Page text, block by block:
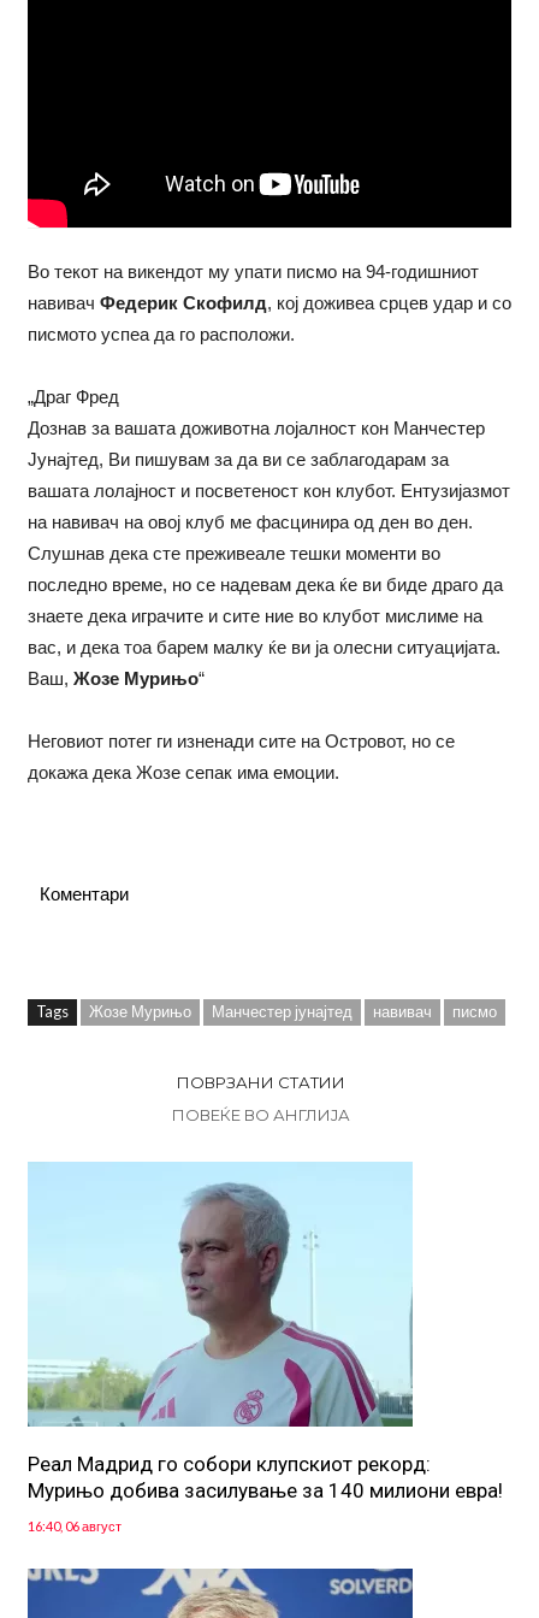
Во текот на викендот му упати писмо на 94-годишниот
навивач Федерик Скофилд, кој доживеа срцев удар и со
писмото успеа да го расположи.
„Драг Фред
Дознав за вашата доживотна лојалност кон Манчестер
Јунајтед, Ви пишувам за да ви се заблагодарам за
вашата лолајност и посветеност кон клубот. Ентузијазмот
на навивач на овој клуб ме фасцинира од ден во ден.
Слушнав дека сте преживеале тешки моменти во
последно време, но се надевам дека ќе ви биде драго да
знаете дека играчите и сите ние во клубот мислиме на
вас, и дека тоа барем малку ќе ви ја олесни ситуацијата.
Ваш, Жозе Мурињо“
Неговиот потег ги изненади сите на Островот, но се
докажа дека Жозе сепак има емоции.
Коментари
Tags Жозе Мурињо Манчестер јунајтед навивач писмо
ПОВРЗАНИ СТАТИИ
ПОВЕЌЕ ВО АНГЛИЈА
Реал Мадрид го собори клупскиот рекорд:
Мурињо добива засилување за 140 милиони евра!
16:40, 06 август